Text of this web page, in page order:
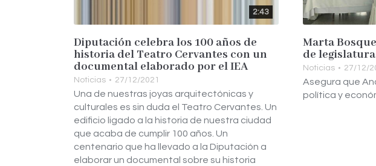
2:43
Diputación celebra los 100 años de
historia del Teatro Cervantes con un
documental elaborado por el IEA
Noticias 27/12/2021
Una de nuestras joyas arquitectónicas y
culturales es sin duda el Teatro Cervantes. Un
edificio ligado a la historia de nuestra ciudad
que acaba de cumplir 100 años. Un
centenario que ha llevado a la Diputación a
elaborar un documental sobre su historia
Marta
de legislatura
Noticias 27/12/
Asegura que
política y